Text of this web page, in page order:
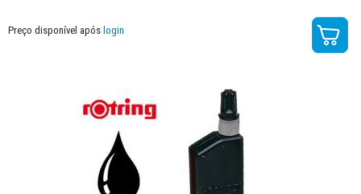
Preço disponível após login